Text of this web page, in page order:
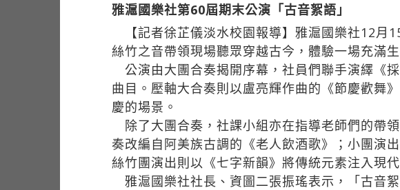
雅滬國樂社第60屆期末公演「古音絮語」
【記者徐芷儀淡水校園報導】雅滬國樂社12月
絲竹之音帶領現場聽眾穿越古今，體驗一場充滿
公演由大團合奏揭開序幕，社員們聯手演繹《
曲目。壓軸大合奏則以盧亮輝作曲的《節慶歡舞
慶的場景。
除了大團合奏，社課小組亦在指導老師們的帶
奏改編自阿美族古調的《老人飲酒歌》；小團演
絲竹團演出則以《七字新韻》將傳統元素注入現
雅滬國樂社社長、資圖二張振瑤表示，「古音